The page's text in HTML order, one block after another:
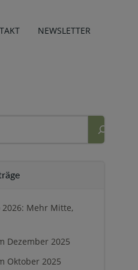
NEWSLETTER
Mehr Mitte,
Dezember 2025
Oktober 2025